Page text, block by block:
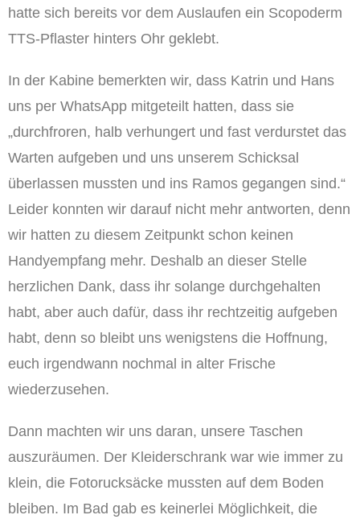
hatte sich bereits vor dem Auslaufen ein Scopoderm
TTS-Pflaster hinters Ohr geklebt.
In der Kabine bemerkten wir, dass Katrin und Hans
uns per WhatsApp mitgeteilt hatten, dass sie
„durchfroren, halb verhungert und fast verdurstet das
Warten aufgeben und uns unserem Schicksal
überlassen mussten und ins Ramos gegangen sind.“
Leider konnten wir darauf nicht mehr antworten, denn
wir hatten zu diesem Zeitpunkt schon keinen
Handyempfang mehr. Deshalb an dieser Stelle
herzlichen Dank, dass ihr solange durchgehalten
habt, aber auch dafür, dass ihr rechtzeitig aufgeben
habt, denn so bleibt uns wenigstens die Hoffnung,
euch irgendwann nochmal in alter Frische
wiederzusehen.
Dann machten wir uns daran, unsere Taschen
auszuräumen. Der Kleiderschrank war wie immer zu
klein, die Fotorucksäcke mussten auf dem Boden
bleiben. Im Bad gab es keinerlei Möglichkeit, die